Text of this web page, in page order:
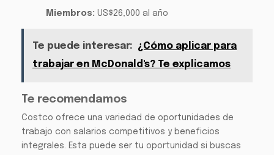
Miembros: US$26,000 al año
Te puede interesar: ¿Cómo aplicar para
trabajar en McDonald's? Te explicamos
Te recomendamos
Costco ofrece una variedad de oportunidades de
trabajo con salarios competitivos y beneficios
integrales. Esta puede ser tu oportunidad si buscas